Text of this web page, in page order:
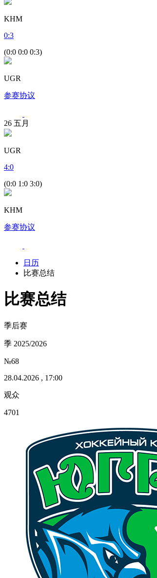
KHM
0:3
(0:0 0:0 0:3)
UGR
参赛协议
26 五月
UGR
4:0
(0:0 1:0 3:0)
KHM
参赛协议
日历
比赛总结
比赛总结
季后赛
季 2025/2026
№68
28.04.2026 , 17:00
观众
4701